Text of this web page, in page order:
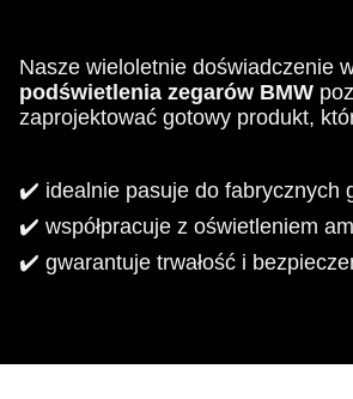
Nasze wieloletnie doświadczenie
podświetlenia zegarów BMW
zaprojektować gotowy produkt,
✔️ idealnie pasuje do fabrycznych
✔️ współpracuje z oświetleniem
✔️ gwarantuje trwałość i